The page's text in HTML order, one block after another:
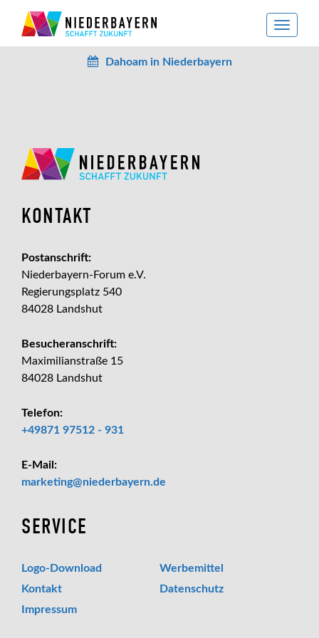
toggle
Dahoam in Niederbayern
KONTAKT
Postanschrift:
Niederbayern-Forum e.V.
Regierungsplatz 540
84028 Landshut
Besucheranschrift:
Maximilianstraße 15
84028 Landshut
Telefon:
+49871 97512 - 931
E-Mail:
marketing
_at_
niederbayern.de
SERVICE
Logo-Download
Werbemittel
Kontakt
Datenschutz
Impressum